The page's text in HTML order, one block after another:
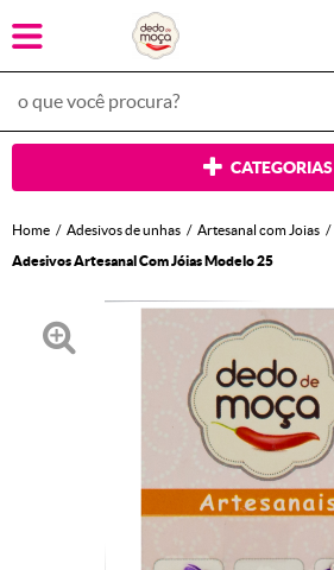
CATEGORIAS
Home Adesivos de unhas
Artesanal com Joias
Adesivos Artesanal Com Jóias Modelo 25